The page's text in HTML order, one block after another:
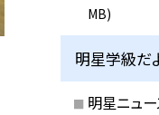
MB)
明星学級だ
明星ニュ